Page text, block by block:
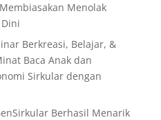
Menolak
Berkreasi, Belajar, &
Baca Anak dan
Sirkular dengan
Berhasil Menarik